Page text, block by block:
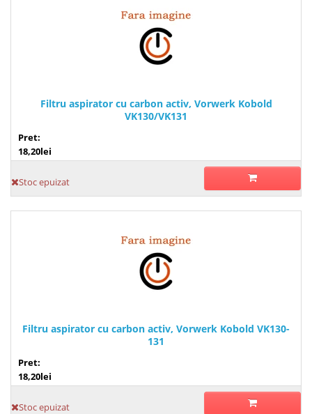
Filtru aspirator cu carbon activ, Vorwerk Kobold
VK130/VK131
Pret:
18,20lei
Stoc epuizat
Filtru aspirator cu carbon activ, Vorwerk Kobold VK130-
131
Pret:
18,20lei
Stoc epuizat